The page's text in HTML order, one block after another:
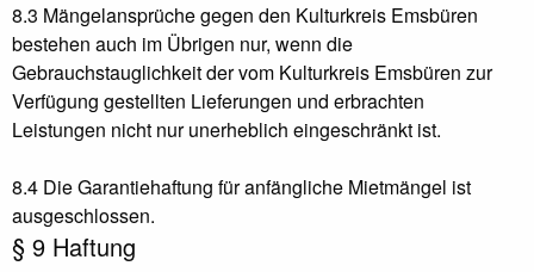
8.3 Mängelansprüche gegen den Kulturkreis Emsbüren
bestehen auch im Übrigen nur, wenn die
Gebrauchstauglichkeit der vom Kulturkreis Emsbüren zur
Verfügung gestellten Lieferungen und erbrachten
Leistungen nicht nur unerheblich eingeschränkt ist.
8.4 Die Garantiehaftung für anfängliche Mietmängel ist
ausgeschlossen.
§ 9 Haftung